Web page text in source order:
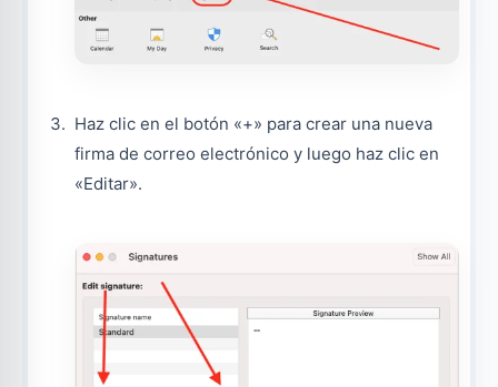
Haz clic en el botón «+» para crear una nueva
firma de correo electrónico y luego haz clic en
«Editar».